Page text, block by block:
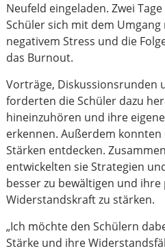
Neufeld eingeladen. Zwei
Schüler sich mit dem
negativem Stress und die
das Burnout.
Vorträge, Diskussionsrunden
forderten die Schüler dazu
hineinzuhören und ihre
erkennen. Außerdem
Stärken entdecken.
entwickelten sie Strategien
besser zu bewältigen und ihre
Widerstandskraft zu stärken.
„Ich möchte den Schülern
Stärke und ihre